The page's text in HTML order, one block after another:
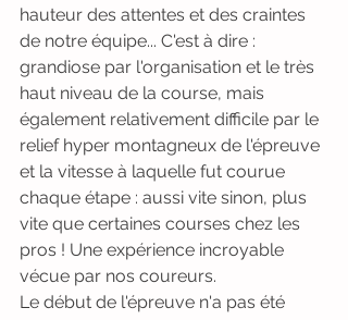
hauteur des attentes et des craintes
de notre équipe... C'est à dire :
grandiose par l'organisation et le très
haut niveau de la course, mais
également relativement difficile par le
relief hyper montagneux de l'épreuve
et la vitesse à laquelle fut courue
chaque étape : aussi vite sinon, plus
vite que certaines courses chez les
pros ! Une expérience incroyable
vécue par nos coureurs.
Le début de l'épreuve n'a pas été